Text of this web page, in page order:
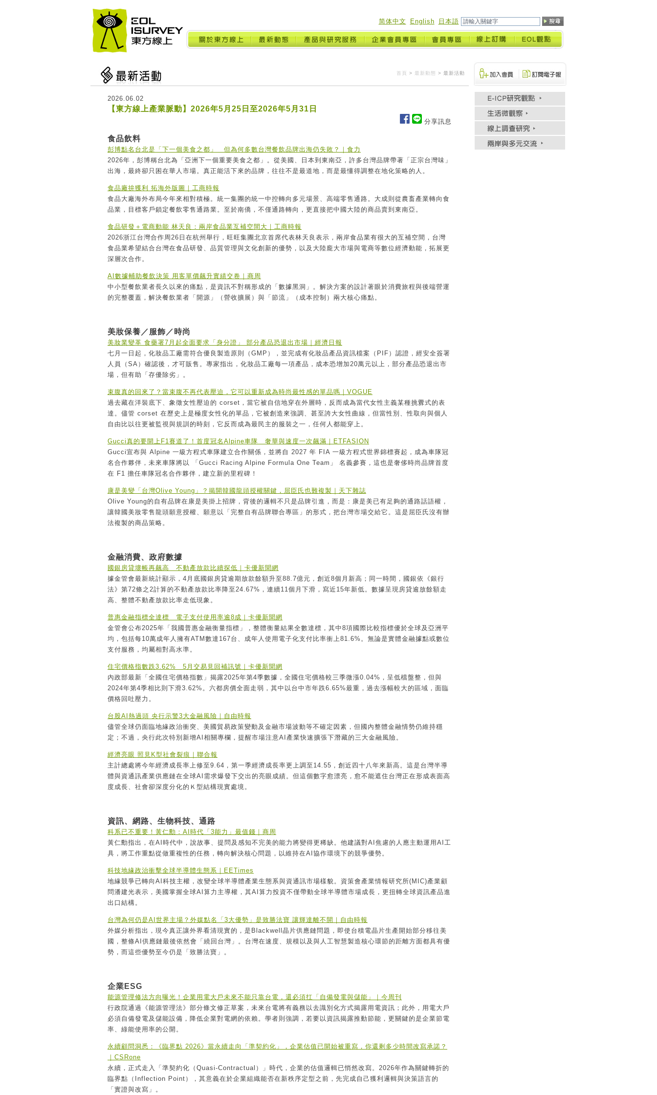
简体中文 English 日本語
首頁 > 最新動態 > 最新活動
2026.06.02
【東方線上產業脈動】2026年5月25日至2026年5月31日
分享訊息
食品飲料
彭博點名台北是「下一個美食之都」 但為何多數台灣餐飲品牌出海仍失敗？｜食力
2026年，彭博稱台北為「亞洲下一個重要美食之都」。從美國、日本到東南亞，許多台灣品牌帶著「正宗台灣味」
出海，最終卻只困在華人市場。真正能活下來的品牌，往往不是最道地，而是最懂得調整在地化策略的人。
食品廠拚獲利 拓海外版圖｜工商時報
食品大廠海外布局今年來相對積極。統一集團的統一中控轉向多元場景、高端零售通路。大成則從農畜產業轉向食
品業，目標客戶鎖定餐飲零售通路業。至於南僑，不僅通路轉向，更直接把中國大陸的商品賣到東南亞。
食品研發＋電商動能 林天良：兩岸食品業互補空間大｜工商時報
2026浙江台灣合作周26日在杭州舉行，旺旺集團北京首席代表林天良表示，兩岸食品業有很大的互補空間，台灣
食品業希望結合台灣在食品研發、品質管理與文化創新的優勢，以及大陸龐大市場與電商等數位經濟動能，拓展更
深層次合作。
AI數據輔助餐飲決策 用客單價飆升實績交卷｜商周
中小型餐飲業者長久以來的痛點，是資訊不對稱形成的「數據黑洞」。解決方案的設計著眼於消費旅程與後端營運
的完整覆蓋，解決餐飲業者「開源」（營收擴展）與「節流」（成本控制）兩大核心痛點。
美妝保養／服飾／時尚
美妝業變革 食藥署7月起全面要求「身分證」 部分產品恐退出市場｜經濟日報
七月一日起，化妝品工廠需符合優良製造原則（GMP），並完成有化妝品產品資訊檔案（PIF）認證，經安全簽署
人員（SA）確認後，才可販售。專家指出，化妝品工廠每一項產品，成本恐增加20萬元以上，部分產品恐退出市
場，但有助「存優除劣」。
束腹真的回來了？當束腹不再代表壓迫，它可以重新成為時尚最性感的單品嗎｜VOGUE
過去藏在洋裝底下、象徵女性壓迫的 corset，當它被自信地穿在外層時，反而成為當代女性主義某種挑釁式的表
達。儘管 corset 在歷史上是極度女性化的單品，它被創造來強調、甚至誇大女性曲線，但當性別、性取向與個人
自由比以往更被監視與規訓的時刻，它反而成為最民主的服裝之一，任何人都能穿上。
Gucci真的要開上F1賽道了！首度冠名Alpine車隊 奢華與速度一次飆滿｜ETFASION
Gucci宣布與 Alpine 一級方程式車隊建立合作關係，並將自 2027 年 FIA 一級方程式世界錦標賽起，成為車隊冠
名合作夥伴，未來車隊將以 「Gucci Racing Alpine Formula One Team」 名義參賽，這也是奢侈時尚品牌首度
在 F1 擔任車隊冠名合作夥伴，建立新的里程碑！
康是美變「台灣Olive Young」？揭開韓國龍頭授權關鍵，屈臣氏也難複製｜天下雜誌
Olive Young的自有品牌在康是美掛上招牌，背後的邏輯不只是品牌引進，而是：康是美已有足夠的通路話語權，
讓韓國美妝零售龍頭願意授權、願意以「完整自有品牌聯合專區」的形式，把台灣市場交給它。這是屈臣氏沒有辦
法複製的商品策略。
金融消費、政府數據
國銀房貸壞帳再飆高 不動產放款比續探低｜卡優新聞網
據金管會最新統計顯示，4月底國銀房貸逾期放款餘額升至88.7億元，創近8個月新高；同一時間，國銀依《銀行
法》第72條之2計算的不動產放款比率降至24.67%，連續11個月下滑，寫近15年新低。數據呈現房貸逾放餘額走
高、整體不動產放款比率走低現象。
普惠金融指標全達標 電子支付使用率逾8成｜卡優新聞網
金管會公布2025年「我國普惠金融衡量指標」，整體衡量結果全數達標，其中8項國際比較指標優於全球及亞洲平
均，包括每10萬成年人擁有ATM數達167台、成年人使用電子化支付比率衝上81.6%。無論是實體金融據點或數位
支付服務，均屬相對高水準。
住宅價格指數跌3.62% 5月交易見回補訊號｜卡優新聞網
內政部最新「全國住宅價格指數」揭露2025年第4季數據，全國住宅價格較三季微漲0.04%，呈低檔盤整，但與
2024年第4季相比則下滑3.62%。六都房價全面走弱，其中以台中市年跌6.65%最重，過去漲幅較大的區域，面臨
價格回吐壓力。
台股AI熱過頭 央行示警3大金融風險｜自由時報
儘管全球仍面臨地緣政治衝突、美國貿易政策變動及金融市場波動等不確定因素，但國內整體金融情勢仍維持穩
定；不過，央行此次特別新增AI相關專欄，提醒市場注意AI產業快速擴張下潛藏的三大金融風險。
經濟亮眼 照見K型社會裂痕｜聯合報
主計總處將今年經濟成長率上修至9.64，第一季經濟成長率更上調至14.55，創近四十八年來新高。這是台灣半導
體與資通訊產業供應鏈在全球AI需求爆發下交出的亮眼成績。但這個數字愈漂亮，愈不能遮住台灣正在形成表面高
度成長、社會卻深度分化的Ｋ型結構現實處境。
資訊、網路、生物科技、通路
科系已不重要！黃仁勳：AI時代「3能力」最值錢｜商周
黃仁勳指出，在AI時代中，說故事、提問及感知不完美的能力將變得更稀缺。他建議對AI焦慮的人應主動運用AI工
具，將工作重點從做重複性的任務，轉向解決核心問題，以維持在AI協作環境下的競爭優勢。
科技地緣政治衝擊全球半導體生態系｜EETimes
地緣競爭已轉向AI科技主權，改變全球半導體產業生態系與資通訊市場樣貌。資策會產業情報研究所(MIC)產業顧
問潘建光表示，美國掌握全球AI算力主導權，其AI算力投資不僅帶動全球半導體市場成長，更扭轉全球資訊產品進
出口結構。
台灣為何仍是AI世界主場？外媒點名「3大優勢」是致勝法寶 讓輝達離不開｜自由時報
外媒分析指出，現今真正讓外界看清現實的，是Blackwell晶片供應鏈問題，即使台積電晶片生產開始部分移往美
國，整條AI供應鏈最後依然會「繞回台灣」。台灣在速度、規模以及與人工智慧製造核心環節的距離方面都具有優
勢，而這些優勢至今仍是「致勝法寶」。
企業ESG
能源管理修法方向曝光！企業用電大戶未來不能只靠台電，還必須扛「自備發電與儲能」｜今周刊
行政院通過《能源管理法》部分條文修正草案，未來台電將有義務以去識別化方式揭露用電資訊；此外，用電大戶
必須自備發電及儲能設備，降低企業對電網的依賴。學者則強調，若要以資訊揭露推動節能，更關鍵的是企業節電
率、綠能使用率的公開。
永續顧問洞悉：《臨界點 2026》當永續走向「準契約化」，企業估值已開始被重寫，你還剩多少時間改寫承諾？
｜CSRone
永續，正式走入「準契約化（Quasi-Contractual）」時代，企業的估值邏輯已悄然改寫。2026年作為關鍵轉折的
臨界點（Inflection Point），其意義在於企業組織能否在新秩序定型之前，先完成自己獲利邏輯與決策語言的
「實證與改寫」。